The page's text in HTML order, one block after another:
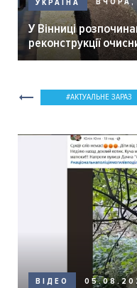
УКРАЇНА
У Вінниці
реконструкції
мер Вінниці.
АКТУАЛЬНЕ ЗАРАЗ
ВІДЕО